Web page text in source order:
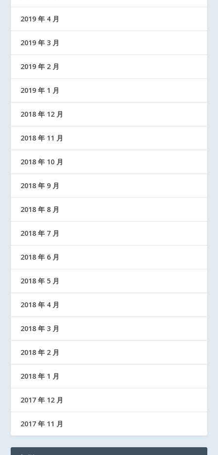
2019 年 4 月
2019 年 3 月
2019 年 2 月
2019 年 1 月
2018 年 12 月
2018 年 11 月
2018 年 10 月
2018 年 9 月
2018 年 8 月
2018 年 7 月
2018 年 6 月
2018 年 5 月
2018 年 4 月
2018 年 3 月
2018 年 2 月
2018 年 1 月
2017 年 12 月
2017 年 11 月